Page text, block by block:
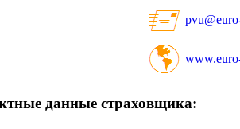
данные страховщика: